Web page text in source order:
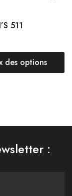
511
des options
: